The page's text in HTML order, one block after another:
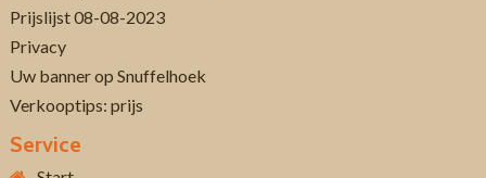
Prijslijst 08-08-2023
Privacy
Uw banner op Snuffelhoek
Verkooptips: prijs
Service